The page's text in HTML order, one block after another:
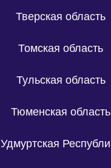
Тверская область
Томская область
Тульская область
Тюменская область
Удмуртская